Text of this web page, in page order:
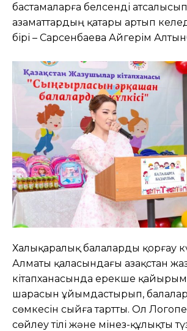
бастамаларға белсенді
азаматтардың қатары артып
бірі – Сарсенбаева Айгерім
Халықаралық балаларды қорғау
Алматы қаласындағы Қазақстан
кітапханасында ерекше
шарасын ұйымдастырып,
сөмкесін сыйға тартты. Ол
сөйлеу тілі және мінез-құлықты